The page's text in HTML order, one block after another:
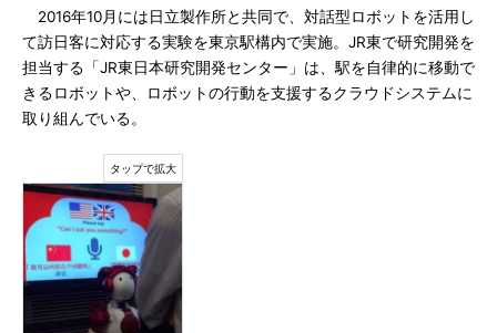
2016年10月には日立製作所と共同で、対話型ロボットを活用し
て訪日客に対応する実験を東京駅構内で実施。JR東で研究開発を
担当する「JR東日本研究開発センター」は、駅を自律的に移動で
きるロボットや、ロボットの行動を支援するクラウドシステムに
取り組んでいる。